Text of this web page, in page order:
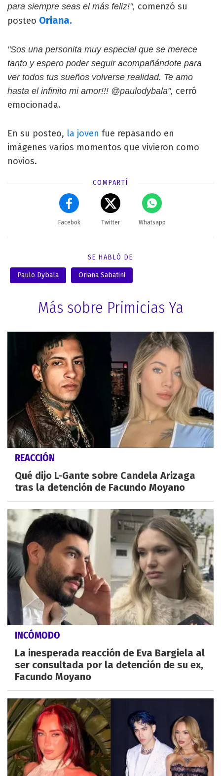
para siempre seas el más feliz!", comenzó su
posteo Oriana.
"Sos una personita muy especial que se merece
tanto y espero poder seguir acompañándote para
ver todos tus sueños volverse realidad. Te amo
hasta el infinito mi amor!!! @paulodybala", cerró
emocionada.
En su posteo, la joven fue repasando en
imágenes varios momentos que vivieron como
novios.
COMPARTÍ
Facebok Twitter Whatsapp
SE HABLÓ DE
Paulo Dybala Oriana Sabatini
Más sobre Primicias Ya
REACCIÓN
Qué dijo L-Gante sobre Candela Arizaga
tras la detención de Facundo Moyano
INCÓMODO
La inesperada reacción de Eva Bargiela al
ser consultada por la detención de su ex,
Facundo Moyano